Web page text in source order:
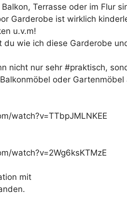
Terrasse oder im Flur
Garderobe ist wirklich
u.v.m!
du wie ich diese Garderobe
nicht nur sehr #praktisch,
oder
watch?v=TTbpJMLNKEE
watch?v=2Wg6ksKTMzE
mit